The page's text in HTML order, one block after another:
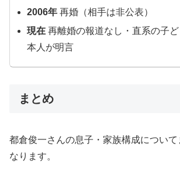
2006年 再婚（相手は非公表）
現在 再離婚の報道なし・直系の子
本人が明言
まとめ
都倉俊一さんの息子・家族構成について
なります。